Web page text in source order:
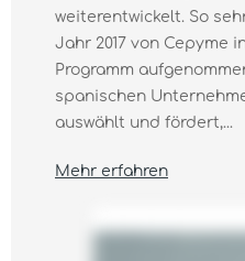
weiterentwickelt. So
Jahr 2017 von Cepyme
Programm
spanischen
auswählt und fördert,...
Mehr erfahren